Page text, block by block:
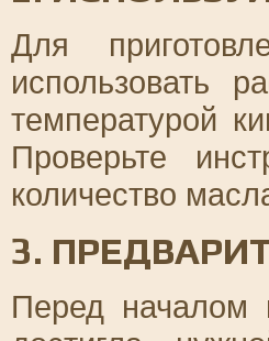
Для
использовать
температурой
Проверьте
количество
3.
Перед началом